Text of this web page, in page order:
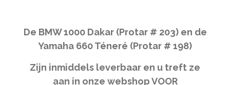
De BMW 1000 Dakar (Protar # 203) en de
Yamaha 660 Téneré (Protar # 198)
Zijn inmiddels leverbaar en u treft ze
aan in onze webshop VOOR